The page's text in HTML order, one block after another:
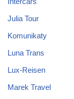
Julia Tour
Komunikaty
Luna Trans
Lux-Reisen
Marek Travel